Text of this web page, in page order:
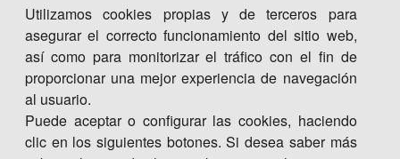
Utilizamos cookies propias y de terceros para
asegurar el correcto funcionamiento del sitio web,
así como para monitorizar el tráfico con el fin de
proporcionar una mejor experiencia de navegación
al usuario.
Puede aceptar o configurar las cookies, haciendo
clic en los siguientes botones. Si desea saber más